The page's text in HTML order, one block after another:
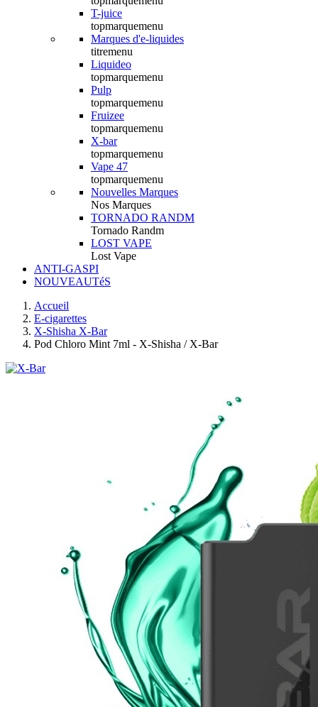
T-juice
topmarquemenu
Marques d'e-liquides
titremenu
Liquideo
topmarquemenu
Pulp
topmarquemenu
Fruizee
topmarquemenu
X-bar
topmarquemenu
Vape 47
topmarquemenu
Nouvelles Marques
Nos Marques
TORNADO RANDM
Tornado Randm
LOST VAPE
Lost Vape
ANTI-GASPI
NOUVEAUTéS
Accueil
E-cigarettes
X-Shisha X-Bar
Pod Chloro Mint 7ml - X-Shisha / X-Bar